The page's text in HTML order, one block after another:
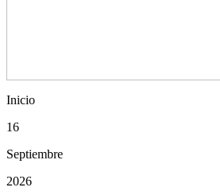
Inicio
16
Septiembre
2026